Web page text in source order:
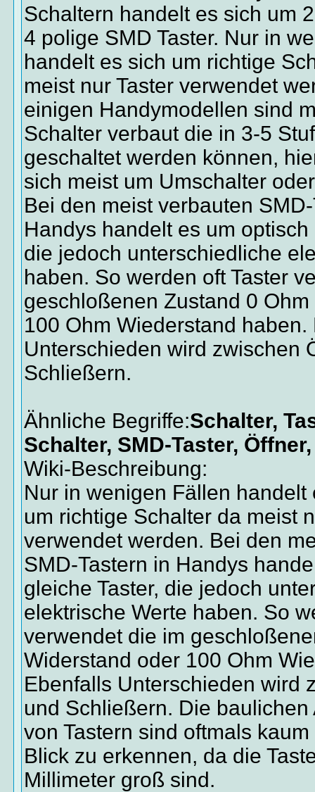
Schaltern handelt es sich um
4 polige SMD Taster. Nur in
handelt es sich um richtige
meist nur Taster verwendet
einigen Handymodellen sind
Schalter verbaut die in 3-5
geschaltet werden können,
sich meist um Umschalter
Bei den meist verbauten
Handys handelt es um optisch
die jedoch unterschiedliche
haben. So werden oft Taster
geschloßenen Zustand 0
100 Ohm Wiederstand haben.
Unterschieden wird zwischen
Schließern.
Ähnliche Begriffe:Schalter,
Schalter, SMD-Taster,
Wiki-Beschreibung:
Nur in wenigen Fällen handelt
um richtige Schalter da meist
verwendet werden. Bei den
SMD-Tastern in Handys
gleiche Taster, die jedoch
elektrische Werte haben. So
verwendet die im
Widerstand oder 100 Ohm
Ebenfalls Unterschieden wird
und Schließern. Die baulichen
von Tastern sind oftmals
Blick zu erkennen, da die
Millimeter groß sind.